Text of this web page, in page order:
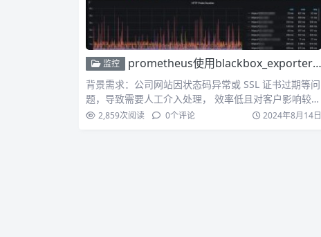
监控 prometheus使用blackbox_exporter监控网站状态并实现报警
背景需求：公司网站因状态码异常或 SSL 证书过期等问
题，导致需要人工介入处理， 效率低且对客户影响较
大。因此…
2,859次阅读 0个评论 2024年8月14日